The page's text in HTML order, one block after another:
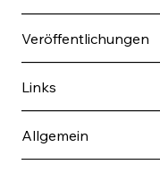
Veröffentlichungen
Links
Allgemein